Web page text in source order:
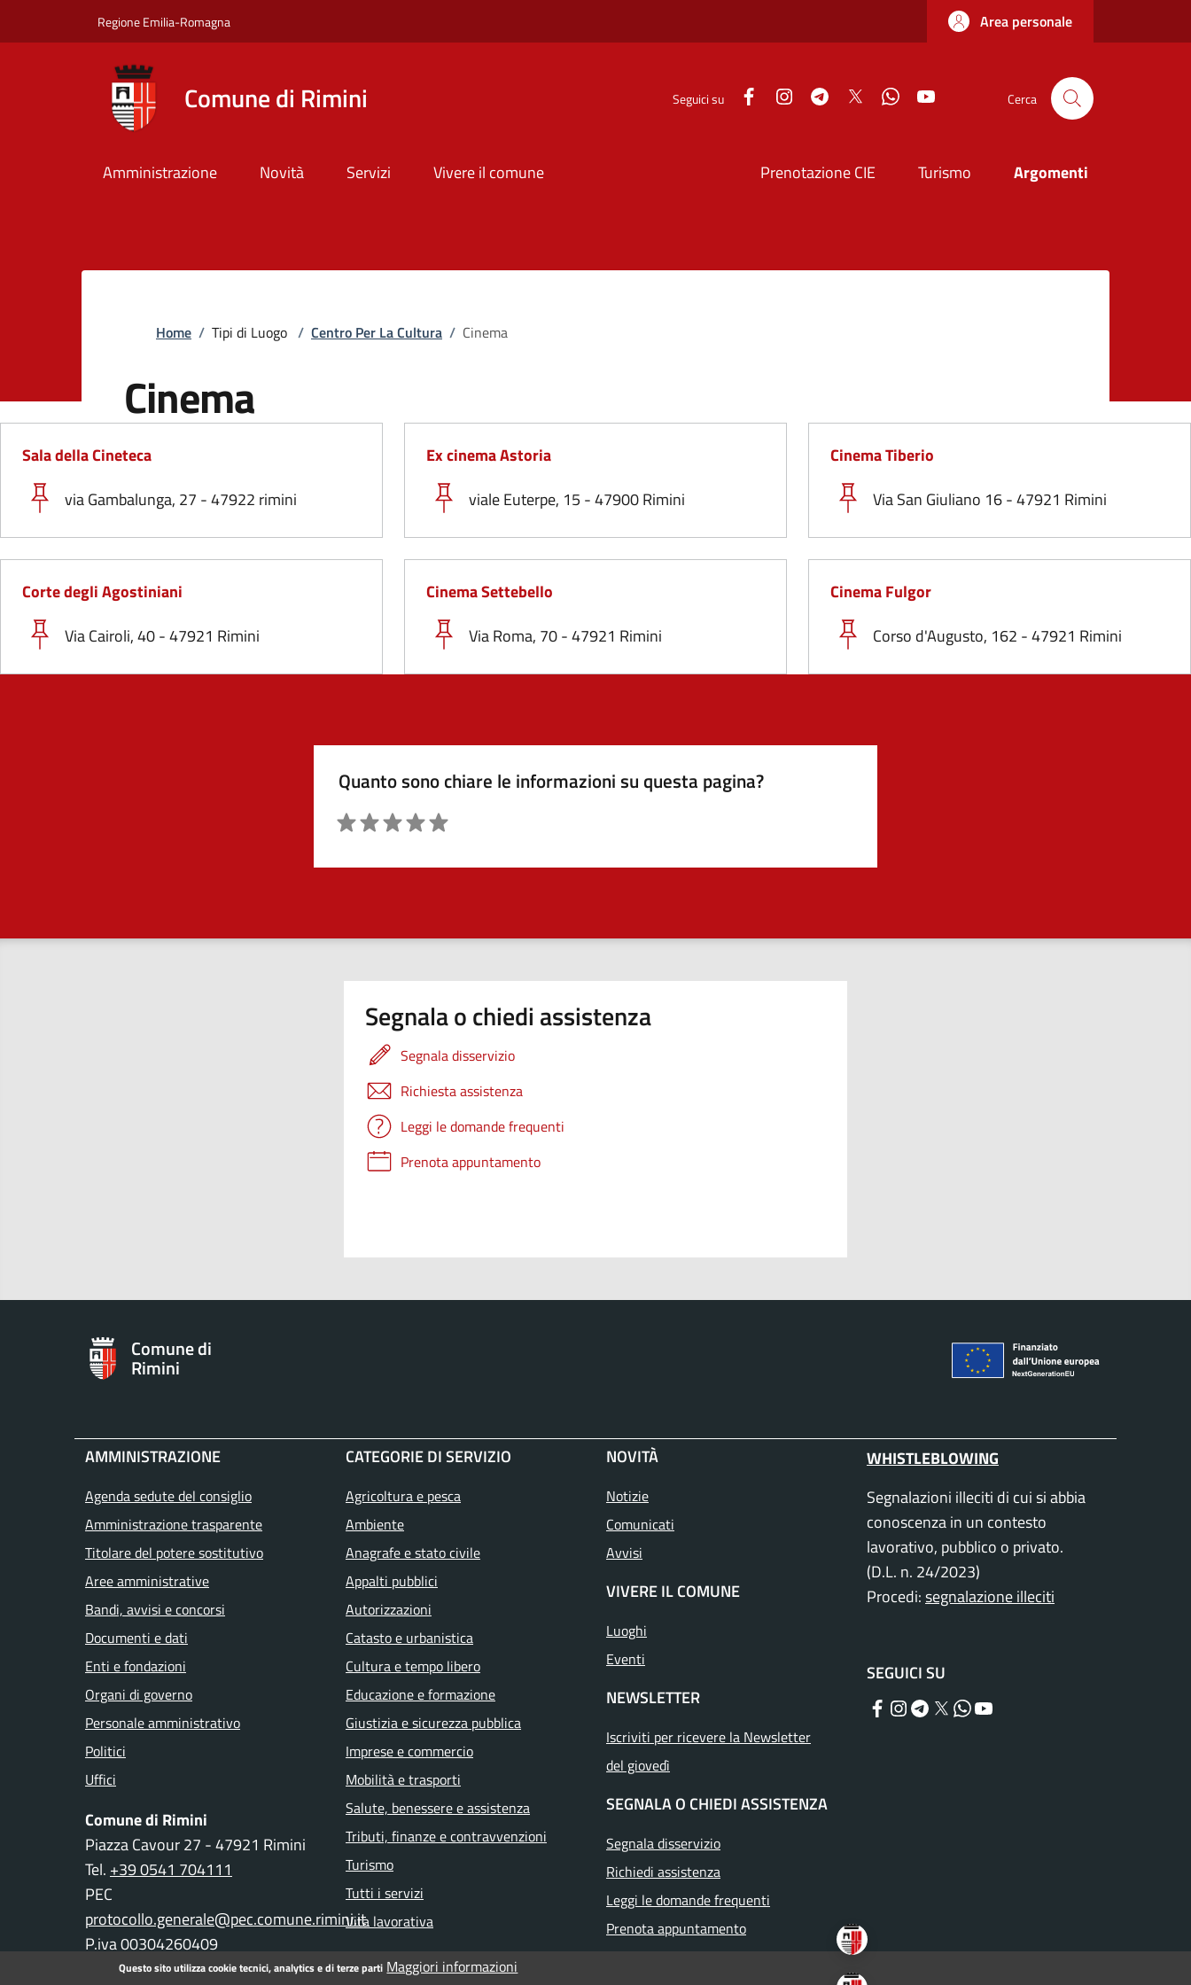
Regione Emilia-Romagna Area personale
Comune di Rimini Seguici su FacebookInstagramTelegramTwitter WhatsApp Cerca
Amministrazione Novità Servizi Vivere il comune Prenotazione CIE Turismo Argomenti
Briciole di pane
Home / Tipi di Luogo / Centro Per La Cultura / Cinema
Cinema
Sala della Cineteca
via Gambalunga, 27 - 47922 rimini
Ex cinema Astoria
viale Euterpe, 15 - 47900 Rimini
Cinema Tiberio
Via San Giuliano 16 - 47921 Rimini
Corte degli Agostiniani
Via Cairoli, 40 - 47921 Rimini
Cinema Settebello
Via Roma, 70 - 47921 Rimini
Cinema Fulgor
Corso d'Augusto, 162 - 47921 Rimini
Quanto sono chiare le informazioni su questa pagina?
Valutazione
Segnala o chiedi assistenza
Segnala disservizio
Richiesta assistenza
Leggi le domande frequenti
Prenota appuntamento
Comune di
Rimini
AMMINISTRAZIONE
Agenda sedute del consiglio
Amministrazione trasparente
Titolare del potere sostitutivo
Aree amministrative
Bandi, avvisi e concorsi
Documenti e dati
Enti e fondazioni
Organi di governo
Personale amministrativo
Politici
Uffici
Comune di Rimini
Piazza Cavour 27 - 47921 Rimini
Tel. +39 0541 704111
PEC
protocollo.generale@pec.comune.rimini.it
P.iva 00304260409
CATEGORIE DI SERVIZIO
Agricoltura e pesca
Ambiente
Anagrafe e stato civile
Appalti pubblici
Autorizzazioni
Catasto e urbanistica
Cultura e tempo libero
Educazione e formazione
Giustizia e sicurezza pubblica
Imprese e commercio
Mobilità e trasporti
Salute, benessere e assistenza
Tributi, finanze e contravvenzioni
Turismo
Tutti i servizi
Vita lavorativa
NOVITÀ
Notizie
Comunicati
Avvisi
VIVERE IL COMUNE
Luoghi
Eventi
NEWSLETTER
Iscriviti per ricevere la Newsletter
del giovedì
SEGNALA O CHIEDI ASSISTENZA
Segnala disservizio
Richiedi assistenza
Leggi le domande frequenti
Prenota appuntamento
WHISTLEBLOWING
Segnalazioni illeciti di cui si abbia
conoscenza in un contesto
lavorativo, pubblico o privato.
(D.L. n. 24/2023)
Procedi:segnalazione illeciti
SEGUICI SU
Facebook
Instagram
Telegram
TwitterWhatsApp
Questo sito utilizza cookie tecnici, analytics e di terze parti Maggiori informazioni